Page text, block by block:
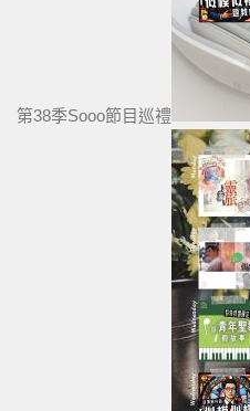
第38季Sooo節目巡禮